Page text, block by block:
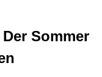
Sommer